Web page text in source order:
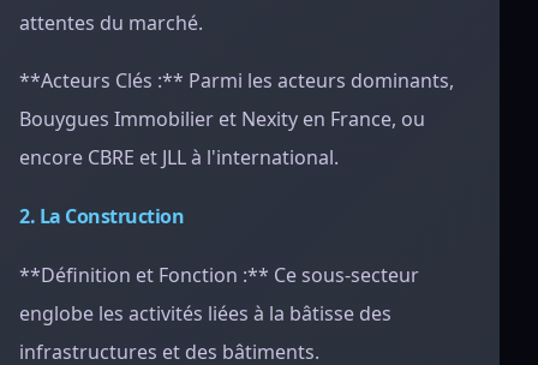
attentes du marché.
**Acteurs Clés :** Parmi les acteurs dominants,
Bouygues Immobilier et Nexity en France, ou
encore CBRE et JLL à l'international.
2. La Construction
**Définition et Fonction :** Ce sous-secteur
englobe les activités liées à la bâtisse des
infrastructures et des bâtiments.